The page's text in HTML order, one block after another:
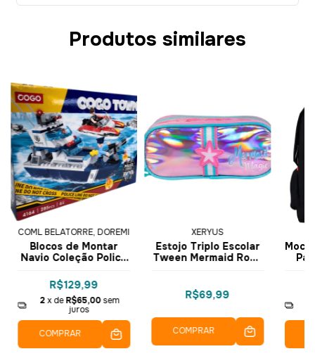
Produtos similares
COML BELATORRE, DOREMI
Blocos de Montar
Navio Coleção Police
COGO Dorémi
R$129,99
2x deR$65,00 sem
juros
COMPRAR
XERYUS
Estojo Triplo Escolar
Tween Mermaid Rosa
R$69,99
COMPRAR